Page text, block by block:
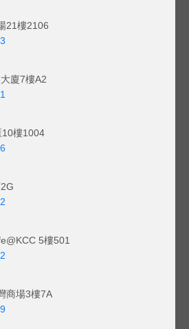
21樓2106
廈7樓A2
10樓1004
5樓501
商場3樓7A